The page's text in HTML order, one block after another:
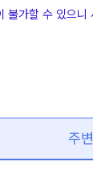
불가할 수 있으니
주